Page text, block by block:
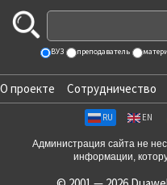
ВУЗ преподаватель
О проекте Сотрудничество
RU EN
Администрация сайта не
информации,